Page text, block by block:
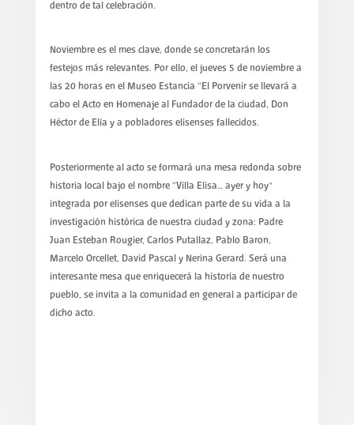
dentro de tal celebración.
Noviembre es el mes clave, donde se concretarán los
festejos más relevantes. Por ello, el jueves 5 de noviembre a
las 20 horas en el Museo Estancia “El Porvenir se llevará a
cabo el Acto en Homenaje al Fundador de la ciudad, Don
Héctor de Elía y a pobladores elisenses fallecidos.
Posteriormente al acto se formará una mesa redonda sobre
historia local bajo el nombre “Villa Elisa… ayer y hoy”
integrada por elisenses que dedican parte de su vida a la
investigación histórica de nuestra ciudad y zona: Padre
Juan Esteban Rougier, Carlos Putallaz, Pablo Baron,
Marcelo Orcellet, David Pascal y Nerina Gerard. Será una
interesante mesa que enriquecerá la historia de nuestro
pueblo, se invita a la comunidad en general a participar de
dicho acto.